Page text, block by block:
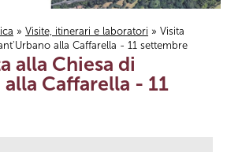
» Visite, itinerari e laboratori » Visita
alla Caffarella - 11 settembre
alla Chiesa di
Caffarella - 11